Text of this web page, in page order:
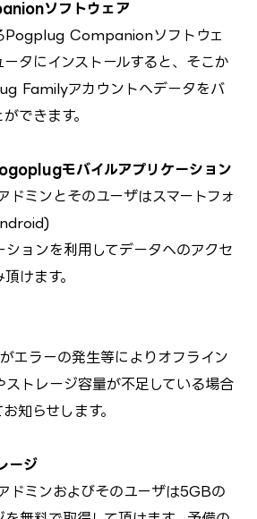
ソフトウェア
Pogplug Companionソフトウェ
タにインストールすると、そこか
Familyアカウントへデータをバ
できます。
モバイルアプリケーション
ミンとそのユーザはスマートフォ
ションを利用してデータへのアクセ
けます。
エラーの発生等によりオフライン
ストレージ容量が不足している場合
知らせします。
ージ
ミンおよびそのユーザは5GBの